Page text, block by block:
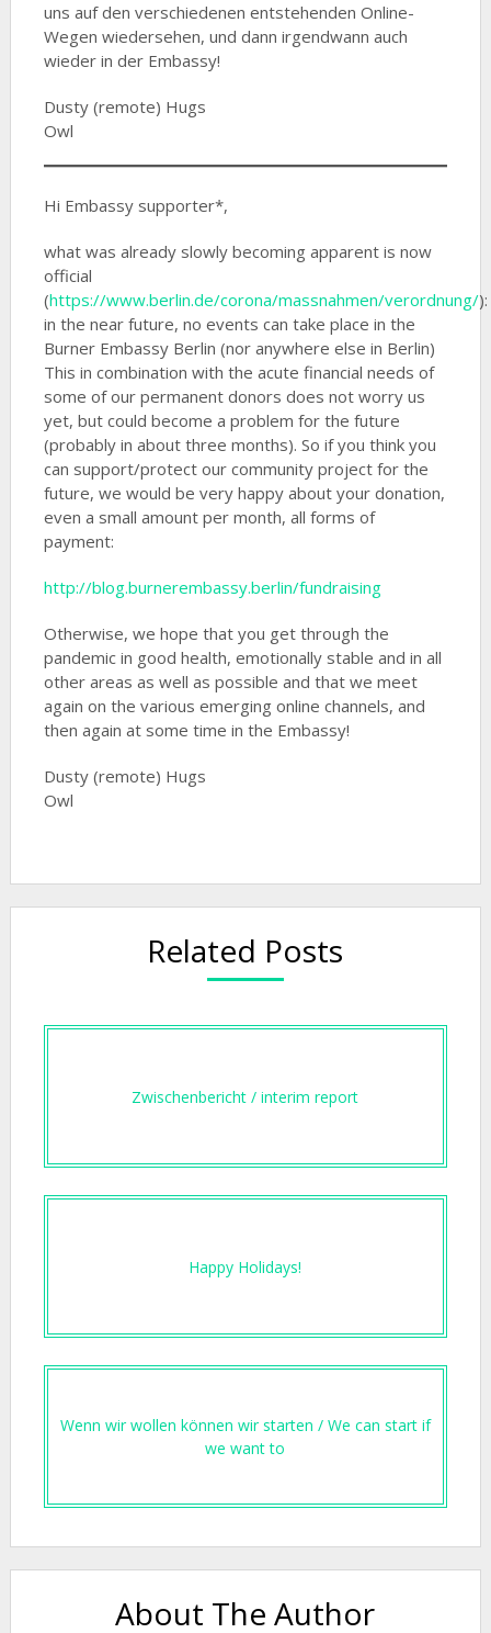
uns auf den verschiedenen entstehenden Online-
Wegen wiedersehen, und dann irgendwann auch
wieder in der Embassy!
Dusty (remote) Hugs
Owl
Hi Embassy supporter*,
what was already slowly becoming apparent is now
official
(https://www.berlin.de/corona/massnahmen/verordnung/):
in the near future, no events can take place in the
Burner Embassy Berlin (nor anywhere else in Berlin)
This in combination with the acute financial needs of
some of our permanent donors does not worry us
yet, but could become a problem for the future
(probably in about three months). So if you think you
can support/protect our community project for the
future, we would be very happy about your donation,
even a small amount per month, all forms of
payment:
http://blog.burnerembassy.berlin/fundraising
Otherwise, we hope that you get through the
pandemic in good health, emotionally stable and in all
other areas as well as possible and that we meet
again on the various emerging online channels, and
then again at some time in the Embassy!
Dusty (remote) Hugs
Owl
Related Posts
Zwischenbericht / interim report
Happy Holidays!
Wenn wir wollen können wir starten / We can start if
we want to
About The Author